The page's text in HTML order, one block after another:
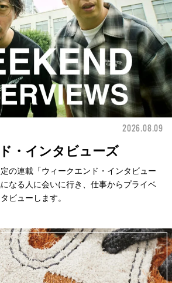
2026.08.09
・インタビューズ
の連載「ウィークエンド・インタビュー
なる人に会いに行き、仕事からプライベ
ビューします。